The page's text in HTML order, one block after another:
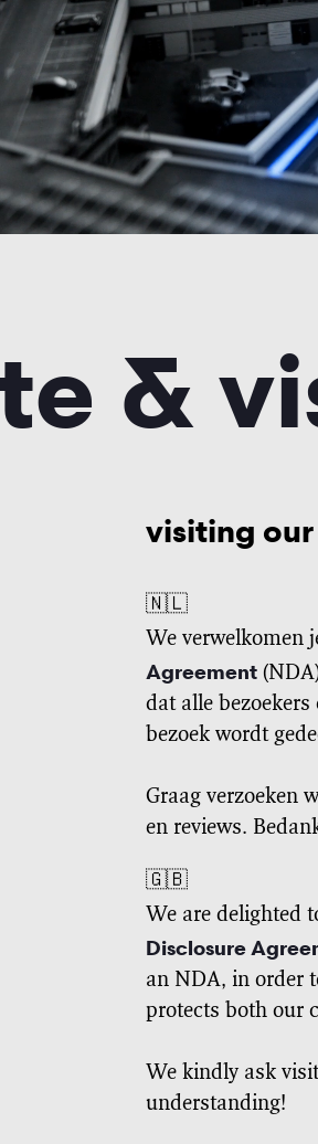
&
visiting
🇳🇱
We verwelkomen
Agreement
dat alle
bezoek wordt
Graag verzoeken
en reviews.
🇬🇧
We are delighted
Disclosure
an NDA, in order
protects both our
We kindly ask
understanding!